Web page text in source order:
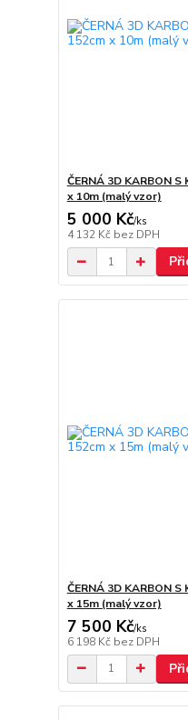
ČERNÁ 3D KARBON S
x 10m (malý vzor)
5 000 Kč/ks
4 132 Kč bez DPH
ČERNÁ 3D KARBON S
x 15m (malý vzor)
7 500 Kč/ks
6 198 Kč bez DPH